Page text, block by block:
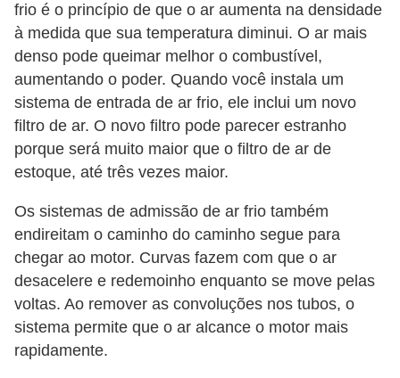
frio é o princípio de que o ar aumenta na densidade
à medida que sua temperatura diminui. O ar mais
denso pode queimar melhor o combustível,
aumentando o poder. Quando você instala um
sistema de entrada de ar frio, ele inclui um novo
filtro de ar. O novo filtro pode parecer estranho
porque será muito maior que o filtro de ar de
estoque, até três vezes maior.
Os sistemas de admissão de ar frio também
endireitam o caminho do caminho segue para
chegar ao motor. Curvas fazem com que o ar
desacelere e redemoinho enquanto se move pelas
voltas. Ao remover as convoluções nos tubos, o
sistema permite que o ar alcance o motor mais
rapidamente.